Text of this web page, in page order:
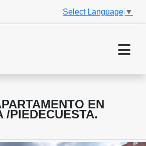
Select Language ▼
EN
/PIEDECUESTA.